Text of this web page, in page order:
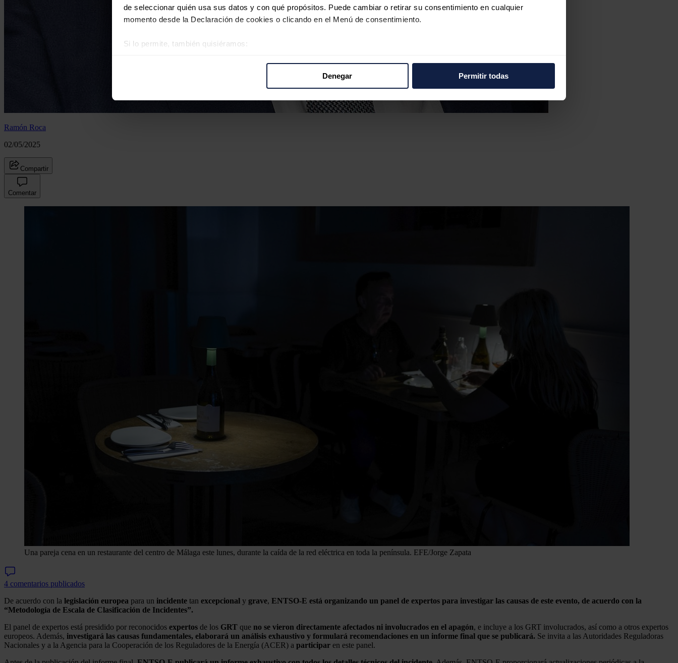
de seleccionar quién usa sus datos y con qué propósitos. Puede cambiar o retirar su consentimiento en cualquier
momento desde la Declaración de cookies o clicando en el Menú de consentimiento.
Si lo permite, también quisiéramos:
Denegar Permitir todas
Ramón Roca
02/05/2025
Compartir
Comentar
Una pareja cena en un restaurante del centro de Málaga este lunes, durante la caída de la red eléctrica en toda la península. EFE/Jorge Zapata
4 comentarios publicados
De acuerdo con la legislación europea para un incidente tan excepcional y grave, ENTSO-E está organizando un panel de expertos para investigar las causas de este evento, de acuerdo con la
“Metodología de Escala de Clasificación de Incidentes”.
El panel de expertos está presidido por reconocidos expertos de los GRT que no se vieron directamente afectados ni involucrados en el apagón, e incluye a los GRT involucrados, así como a otros expertos
europeos. Además, investigará las causas fundamentales, elaborará un análisis exhaustivo y formulará recomendaciones en un informe final que se publicará. Se invita a las Autoridades Reguladoras
Nacionales y a la Agencia para la Cooperación de los Reguladores de la Energía (ACER) a participar en este panel.